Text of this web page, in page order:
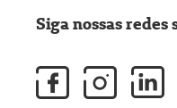
Siga nossas redes